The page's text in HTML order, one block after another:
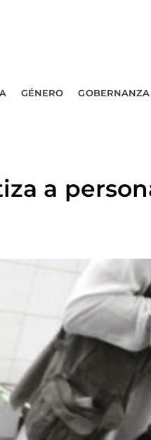
GÉNERO GOBERNANZA
a